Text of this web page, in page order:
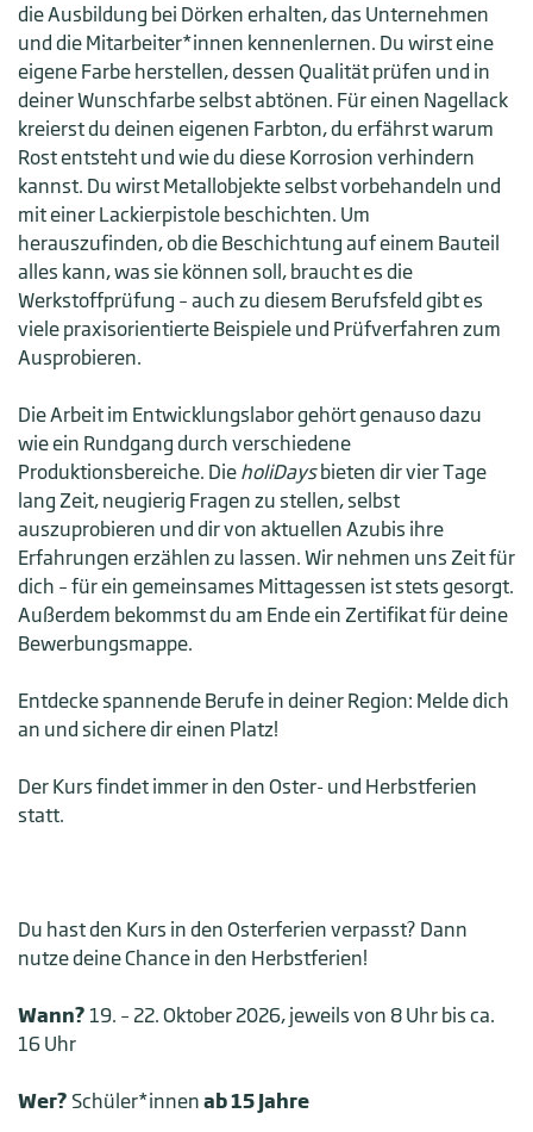
die Ausbildung bei Dörken erhalten, das Unternehmen
und die Mitarbeiter*innen kennenlernen. Du wirst eine
eigene Farbe herstellen, dessen Qualität prüfen und in
deiner Wunschfarbe selbst abtönen. Für einen Nagellack
kreierst du deinen eigenen Farbton, du erfährst warum
Rost entsteht und wie du diese Korrosion verhindern
kannst. Du wirst Metallobjekte selbst vorbehandeln und
mit einer Lackierpistole beschichten. Um
herauszufinden, ob die Beschichtung auf einem Bauteil
alles kann, was sie können soll, braucht es die
Werkstoffprüfung – auch zu diesem Berufsfeld gibt es
viele praxisorientierte Beispiele und Prüfverfahren zum
Ausprobieren.
Die Arbeit im Entwicklungslabor gehört genauso dazu
wie ein Rundgang durch verschiedene
Produktionsbereiche. Die holiDaysbieten dir vier Tage
lang Zeit, neugierig Fragen zu stellen, selbst
auszuprobieren und dir von aktuellen Azubis ihre
Erfahrungen erzählen zu lassen. Wir nehmen uns Zeit für
dich – für ein gemeinsames Mittagessen ist stets gesorgt.
Außerdem bekommst du am Ende ein Zertifikat für deine
Bewerbungsmappe.
Entdecke spannende Berufe in deiner Region: Melde dich
an und sichere dir einen Platz!
Der Kurs findet immer in den Oster- und Herbstferien
statt.
Du hast den Kurs in den Osterferien verpasst? Dann
nutze deine Chance in den Herbstferien!
Wann? 19. – 22. Oktober 2026, jeweils von 8 Uhr bis ca.
16 Uhr
Wer? Schüler*innen ab15 Jahre